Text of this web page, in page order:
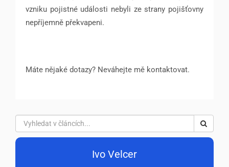
vzniku pojistné události nebyli ze strany pojišťovny
nepříjemně překvapeni.
Máte nějaké dotazy? Neváhejte mě kontaktovat.
Ivo Velcer